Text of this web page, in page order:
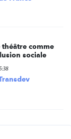
comme
sociale